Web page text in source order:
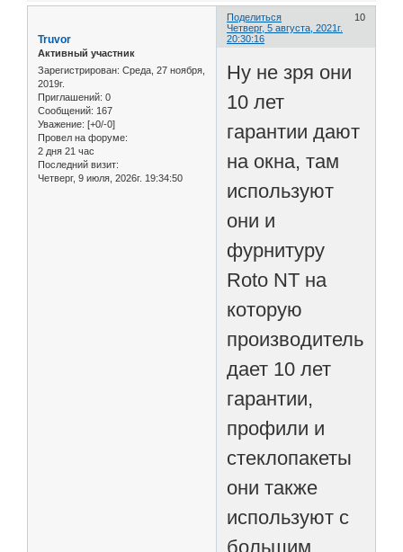
Поделиться
10
Четверг, 5 августа, 2021г.
20:30:16
Truvor
Активный участник
Зарегистрирован: Среда, 27 ноября,
2019г.
Приглашений: 0
Сообщений: 167
Уважение: [+0/-0]
Провел на форуме:
2 дня 21 час
Последний визит:
Четверг, 9 июля, 2026г. 19:34:50
Ну не зря они
10 лет
гарантии дают
на окна, там
используют
они и
фурнитуру
Roto NT на
которую
производитель
дает 10 лет
гарантии,
профили и
стеклопакеты
они также
используют с
большим